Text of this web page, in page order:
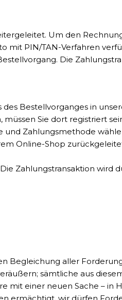
Um den
mit PIN/TAN-Verfahren
Die
Bestellvorganges in
Sie dort registriert
Zahlungsmethode
Online-Shop
Zahlungstransaktion wird
Begleichung aller
sämtliche aus
mit einer neuen Sache – in